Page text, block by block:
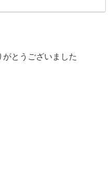
とうございました